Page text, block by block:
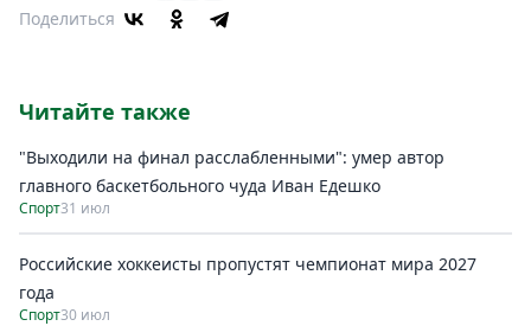
Поделиться
Читайте также
"Выходили на финал расслабленными": умер автор
главного баскетбольного чуда Иван Едешко
Спорт31 июл
Российские хоккеисты пропустят чемпионат мира 2027
года
Спорт30 июл